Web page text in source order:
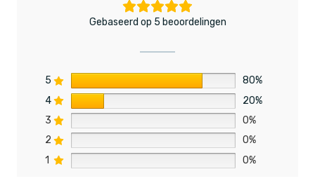
Gebaseerd op 5 beoordelingen
5
80%
4
20%
3
0%
2
0%
1
0%